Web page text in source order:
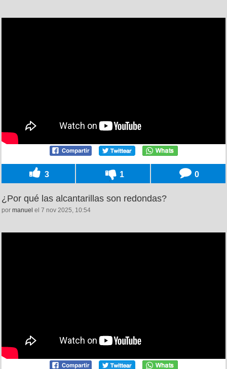
3 1 0
¿Por qué las alcantarillas son redondas?
por manuel el 7 nov 2025, 10:54